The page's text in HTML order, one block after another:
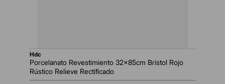
hdc
Porcelanato Revestimiento 32x85cm Bristol Rojo
Rústico Relieve Rectificado